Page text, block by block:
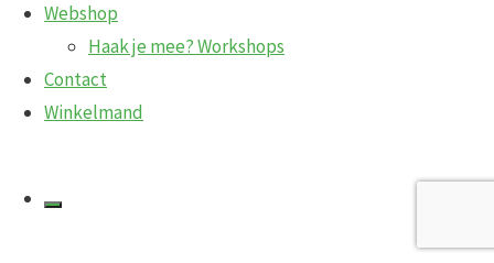
Webshop
Haak je mee? Workshops
Contact
Winkelmand